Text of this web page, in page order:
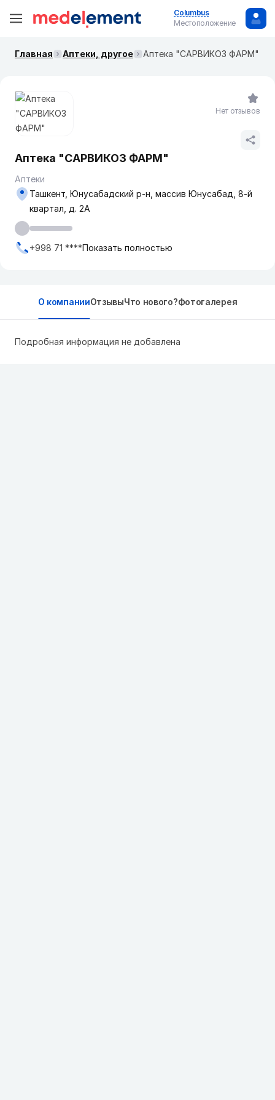
Columbus
Местоположение
Главная Аптеки, другое Аптека "САРВИКОЗ ФАРМ"
Аптека "САРВИКОЗ ФАРМ"
Аптеки
Ташкент, Юнусабадский р-н, массив Юнусабад, 8-й
квартал, д. 2А
+998 71 ****Показать полностью
Нет отзывов
О компанииОтзывыЧто нового?Фотогалерея
Подробная информация не добавлена